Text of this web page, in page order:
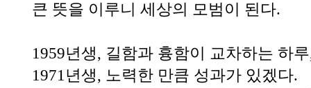
큰 뜻을 이루니 세상의 모범이 된다.
1959년생, 길함과 흉함이 교차하는 하
1971년생, 노력한 만큼 성과가 있겠다.